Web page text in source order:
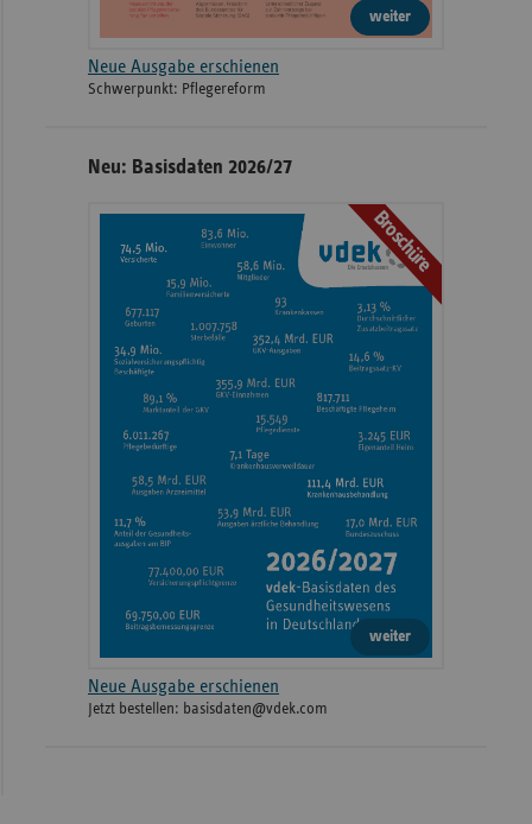
weiter
Neue Ausgabe erschienen
Schwerpunkt: Pflegereform
Neu: Basisdaten 2026/27
Broschüre
weiter
Neue Ausgabe erschienen
Jetzt bestellen: basisdaten@vdek.com